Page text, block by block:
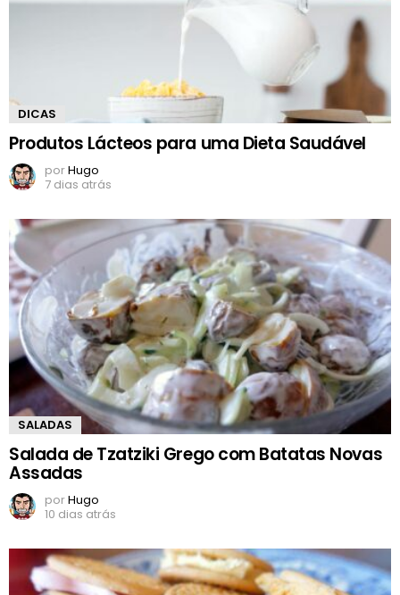
DICAS
Produtos Lácteos para uma Dieta Saudável
porHugo
7 dias atrás
SALADAS
Salada de Tzatziki Grego com Batatas Novas
Assadas
porHugo
10 dias atrás